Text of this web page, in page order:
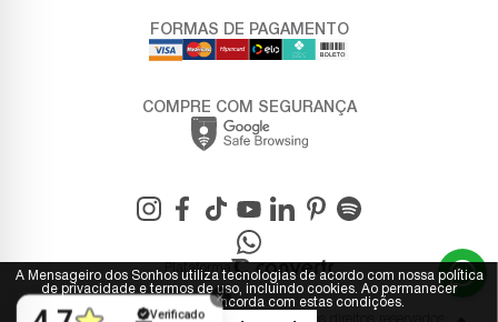
FORMAS DE PAGAMENTO
COMPRE COM SEGURANÇA
© 2025 - Mensageiro dos Sonhos. Todos os direitos reservados.
Plataforma
A Mensageiro dos Sonhos utiliza tecnologias de acordo com nossa política
de privacidade e termos de uso, incluindo cookies. Ao permanecer
navegando, você concorda com estas condições.